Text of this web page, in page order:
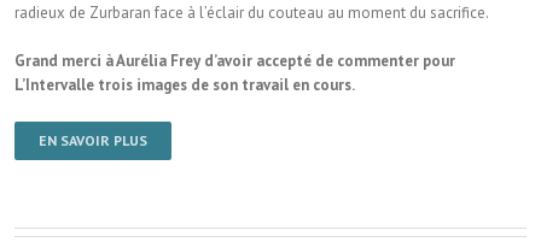
radieux de Zurbaran face à l’éclair du couteau au moment du sacrifice.
Grand merci à Aurélia Frey d’avoir accepté de commenter pour
L’Intervalle trois images de son travail en cours.
EN SAVOIR PLUS